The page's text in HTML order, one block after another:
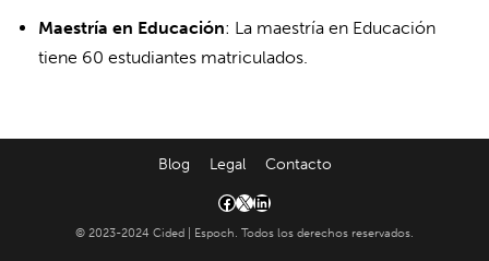
Maestría en Educación: La maestría en Educación
tiene 60 estudiantes matriculados.
Blog Legal Contacto
© 2023-2024 Cided | Espoch. Todos los derechos reservados.